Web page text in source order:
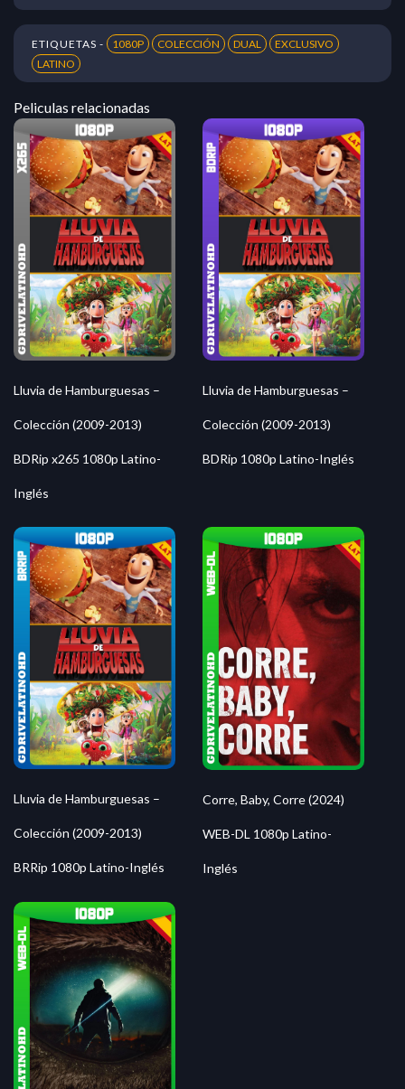
ETIQUETAS - 1080P COLECCIÓN DUAL
EXCLUSIVO
LATINO
Peliculas relacionadas
Lluvia de Hamburguesas –
Colección (2009-2013)
BDRip x265 1080p Latino-
Inglés
Lluvia de Hamburguesas –
Colección (2009-2013)
BDRip 1080p Latino-Inglés
Lluvia de Hamburguesas –
Colección (2009-2013)
BRRip 1080p Latino-Inglés
Corre, Baby, Corre (2024)
WEB-DL 1080p Latino-
Inglés